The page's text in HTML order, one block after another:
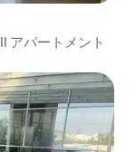
アパートメント